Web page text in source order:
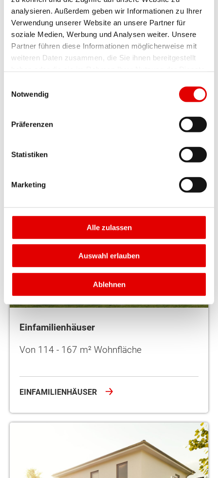
analysieren. Außerdem geben wir Informationen zu Ihrer
Verwendung unserer Website an unsere Partner für
soziale Medien, Werbung und Analysen weiter. Unsere
Partner führen diese Informationen möglicherweise mit
weiteren Daten zusammen, die Sie ihnen bereitgestellt
Notwendig
Präferenzen
Statistiken
Marketing
Alle zulassen
Auswahl erlauben
Ablehnen
Bungalows
BUNGALOWS
Einfamilienhäuser
Von 114 - 167 m² Wohnfläche
EINFAMILIENHÄUSER